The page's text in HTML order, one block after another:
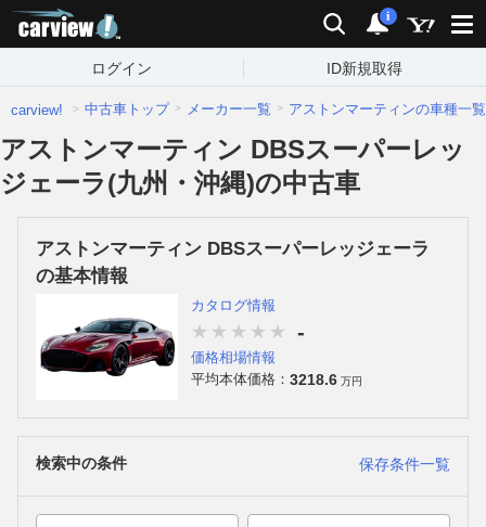
検索 通知
i
ログイン ID新規取得
carview! 中古車トップ メーカー一覧 アストンマーティンの車種一覧
アストンマーティン DBSスーパーレッ
ジェーラ(九州・沖縄)の中古車
アストンマーティン DBSスーパーレッジェーラ
の基本情報
カタログ情報
-
価格相場情報
平均本体価格： 3218.6 万円
検索中の条件 保存条件一覧